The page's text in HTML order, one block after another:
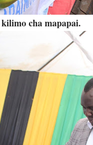
cha mapapai.